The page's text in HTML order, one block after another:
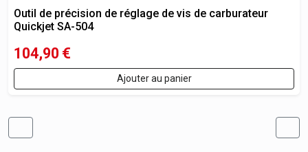
Outil de précision de réglage de vis de carburateur
Quickjet SA-504
104,90 €
Ajouter au panier